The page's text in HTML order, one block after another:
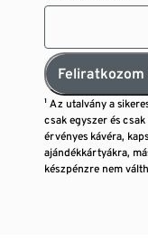
¹ Az utalvány a
csak egyszer és
érvényes kávéra,
ajándékkártyákra,
készpénzre nem